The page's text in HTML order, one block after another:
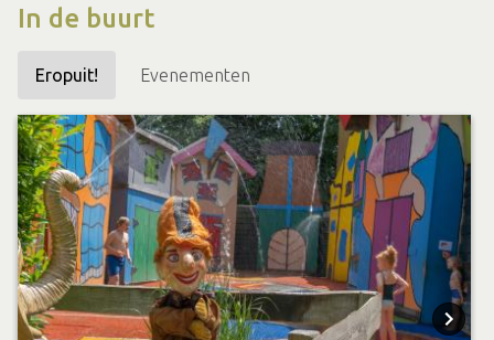
In de buurt
Eropuit! Evenementen